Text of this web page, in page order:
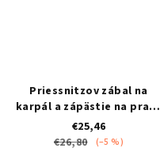
Priessnitzov zábal na
karpál a zápästie na pravú
ruku
€25,46
€26,80
(–5 %)